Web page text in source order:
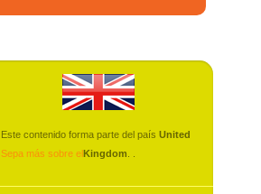
Este contenido forma parte del país United
Kingdom
Sepa más sobre el